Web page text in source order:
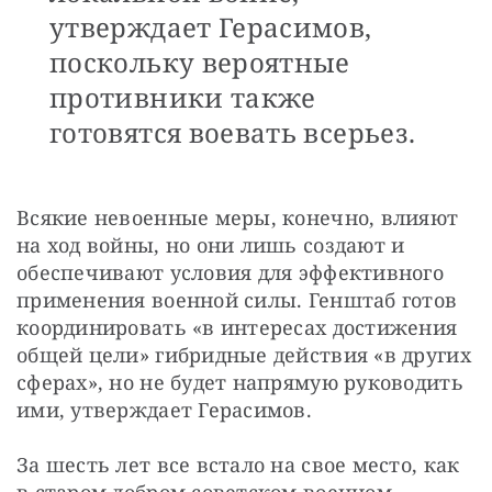
утверждает Герасимов,
поскольку вероятные
противники также
готовятся воевать всерьез.
Всякие невоенные меры, конечно, влияют
на ход войны, но они лишь создают и
обеспечивают условия для эффективного
применения военной силы. Генштаб готов
координировать «в интересах достижения
общей цели» гибридные действия «в других
сферах», но не будет напрямую руководить
ими, утверждает Герасимов.
За шесть лет все встало на свое место, как